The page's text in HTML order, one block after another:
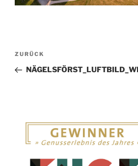
Beitragsnavigation
Vorheriger
Beitrag
ZURÜCK